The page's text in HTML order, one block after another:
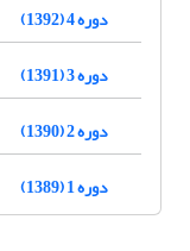
دوره 4 (1392)
دوره 3 (1391)
دوره 2 (1390)
دوره 1 (1389)